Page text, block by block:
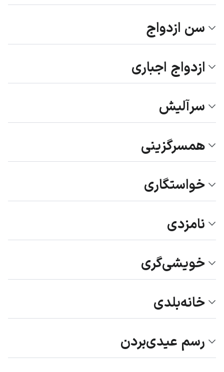
سن ازدواج
ازدواج اجباری
سرآلیش
همسرگزینی
خواستگاری
نامزدی
خویشی‌گری
خانه‌بلدی
رسم عیدی‌بردن